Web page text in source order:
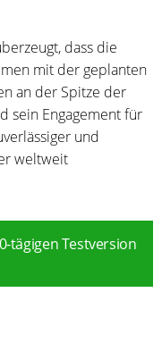
dass die
mit der geplanten
an der Spitze der
sein Engagement für
und
weltweit
tägigen Testversion